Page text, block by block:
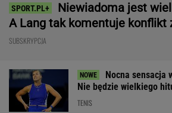
Niewiadoma jest
A Lang tak komentuje konflikt
SUBSKRYPCJA
Nocna sensacja
Nie będzie wielkiego
TENIS